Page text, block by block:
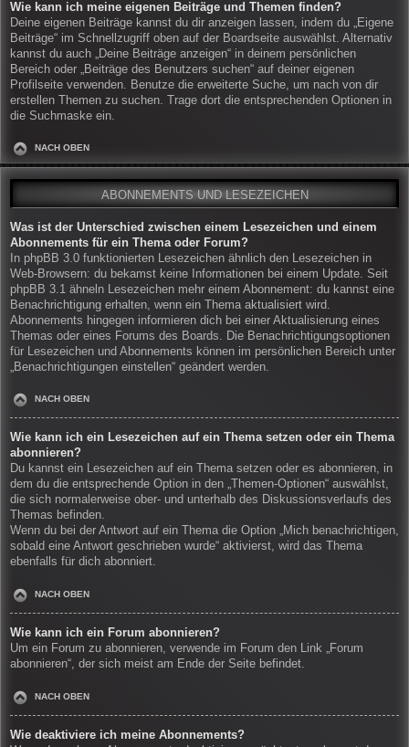
Wie kann ich meine eigenen Beiträge und Themen finden?
Deine eigenen Beiträge kannst du dir anzeigen lassen, indem du „Eigene
Beiträge“ im Schnellzugriff oben auf der Boardseite auswählst. Alternativ
kannst du auch „Deine Beiträge anzeigen“ in deinem persönlichen
Bereich oder „Beiträge des Benutzers suchen“ auf deiner eigenen
Profilseite verwenden. Benutze die erweiterte Suche, um nach von dir
erstellen Themen zu suchen. Trage dort die entsprechenden Optionen in
die Suchmaske ein.
NACH OBEN
ABONNEMENTS UND LESEZEICHEN
Was ist der Unterschied zwischen einem Lesezeichen und einem
Abonnements für ein Thema oder Forum?
In phpBB 3.0 funktionierten Lesezeichen ähnlich den Lesezeichen in
Web-Browsern: du bekamst keine Informationen bei einem Update. Seit
phpBB 3.1 ähneln Lesezeichen mehr einem Abonnement: du kannst eine
Benachrichtigung erhalten, wenn ein Thema aktualisiert wird.
Abonnements hingegen informieren dich bei einer Aktualisierung eines
Themas oder eines Forums des Boards. Die Benachrichtigungsoptionen
für Lesezeichen und Abonnements können im persönlichen Bereich unter
„Benachrichtigungen einstellen“ geändert werden.
NACH OBEN
Wie kann ich ein Lesezeichen auf ein Thema setzen oder ein Thema
abonnieren?
Du kannst ein Lesezeichen auf ein Thema setzen oder es abonnieren, in
dem du die entsprechende Option in den „Themen-Optionen“ auswählst,
die sich normalerweise ober- und unterhalb des Diskussionsverlaufs des
Themas befinden.
Wenn du bei der Antwort auf ein Thema die Option „Mich benachrichtigen,
sobald eine Antwort geschrieben wurde“ aktivierst, wird das Thema
ebenfalls für dich abonniert.
NACH OBEN
Wie kann ich ein Forum abonnieren?
Um ein Forum zu abonnieren, verwende im Forum den Link „Forum
abonnieren“, der sich meist am Ende der Seite befindet.
NACH OBEN
Wie deaktiviere ich meine Abonnements?